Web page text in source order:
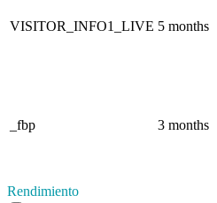
VISITOR_INFO1_LIVE 5 months
_fbp 3 months
Rendimiento